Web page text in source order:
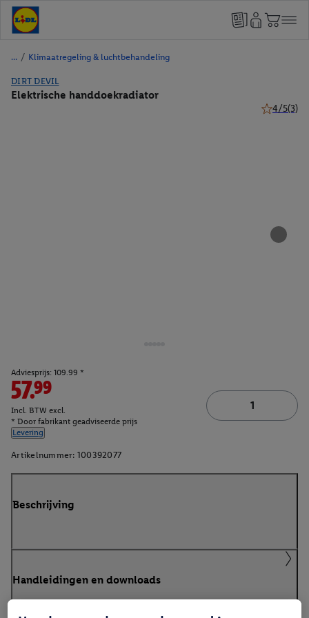
/ Klimaatregeling & luchtbehandeling
DIRT DEVIL
Elektrische handdoekradiator
4/5(3)
Adviesprijs: 109.99 *
57.99
Incl. BTW excl.
* Door fabrikant geadviseerde prijs
Levering
Artikelnummer: 100392077
Beschrijving
Handleidingen en downloads